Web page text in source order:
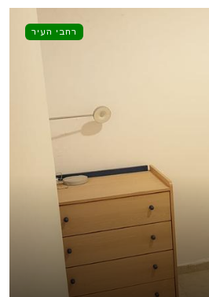
רחבי העיר